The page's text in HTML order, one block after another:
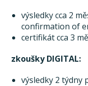
výsledky cca 2
confirmation of
certifikát cca 3
zkoušky DIGITAL:
výsledky 2 týdny